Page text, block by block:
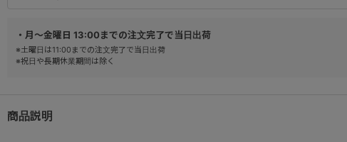
・月～金曜日 13:00までの注文完了で当日出荷
※土曜日は11:00までの注文完了で当日出荷
※祝日や長期休業期間は除く
商品説明